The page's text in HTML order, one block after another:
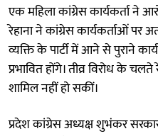
एक महिला कांग्रेस कार्यकर्ता ने
रेहाना ने कांग्रेस कार्यकर्ताओं पर
व्यक्ति के पार्टी में आने से पुराने
प्रभावित होंगे। तीव्र विरोध के
शामिल नहीं हो सकीं।
प्रदेश कांग्रेस अध्यक्ष शुभंकर